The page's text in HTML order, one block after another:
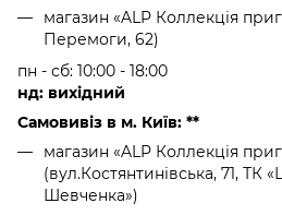
магазин «ALP Коллекція
Перемоги, 62)
пн - сб: 10:00 - 18:00
нд: вихідний
Самовивіз в м. Київ: **
магазин «ALP Коллекція
(вул.Костянтинівська, 71, ТК
Шевченка»)